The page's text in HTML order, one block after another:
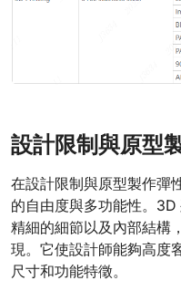
設計限制與原型
在設計限制與原型製作彈
的自由度與多功能性。3D
精細的細節以及內部結構
現。它使設計師能夠高度
尺寸和功能特徵。